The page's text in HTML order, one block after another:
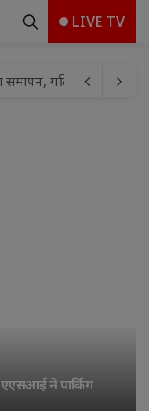
LIVE TV
गतिविधि आधारित
लेकर बैठक संपन्न
मिश्रा को हाईकोर्ट
संभव : विशाश्री माताजी
रामपुर रेडिको खैतान फैक्ट्री
एएसआई ने पार्किंग